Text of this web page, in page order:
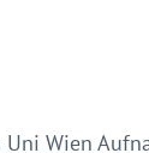
Wien